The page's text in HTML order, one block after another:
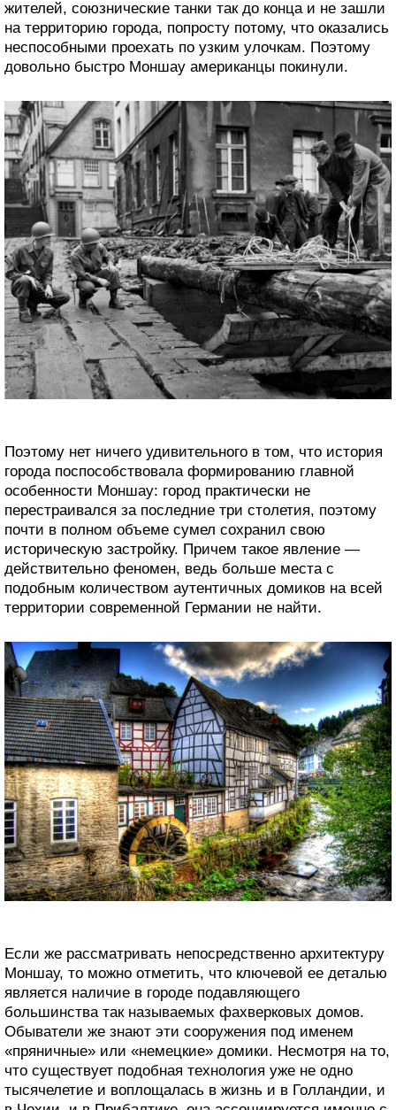
жителей, союзнические танки так до конца и не зашли
на территорию города, попросту потому, что оказались
неспособными проехать по узким улочкам. Поэтому
довольно быстро Моншау американцы покинули.
Поэтому нет ничего удивительного в том, что история
города поспособствовала формированию главной
особенности Моншау: город практически не
перестраивался за последние три столетия, поэтому
почти в полном объеме сумел сохранил свою
историческую застройку. Причем такое явление —
действительно феномен, ведь больше места с
подобным количеством аутентичных домиков на всей
территории современной Германии не найти.
Если же рассматривать непосредственно архитектуру
Моншау, то можно отметить, что ключевой ее деталью
является наличие в городе подавляющего
большинства так называемых фахверковых домов.
Обыватели же знают эти сооружения под именем
«пряничные» или «немецкие» домики. Несмотря на то,
что существует подобная технология уже не одно
тысячелетие и воплощалась в жизнь и в Голландии, и